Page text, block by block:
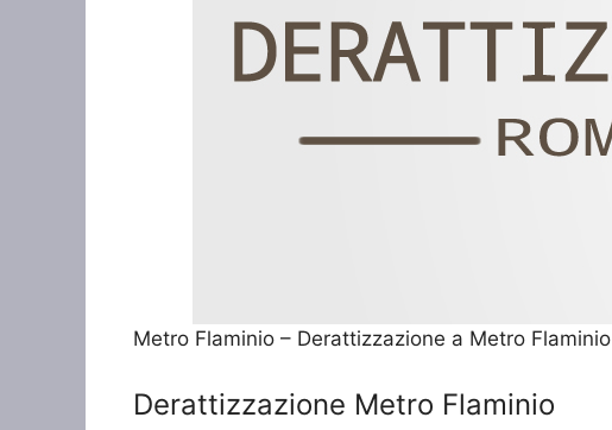
Metro Flaminio – Derattizzazione a Metro Flaminio
Derattizzazione Metro Flaminio